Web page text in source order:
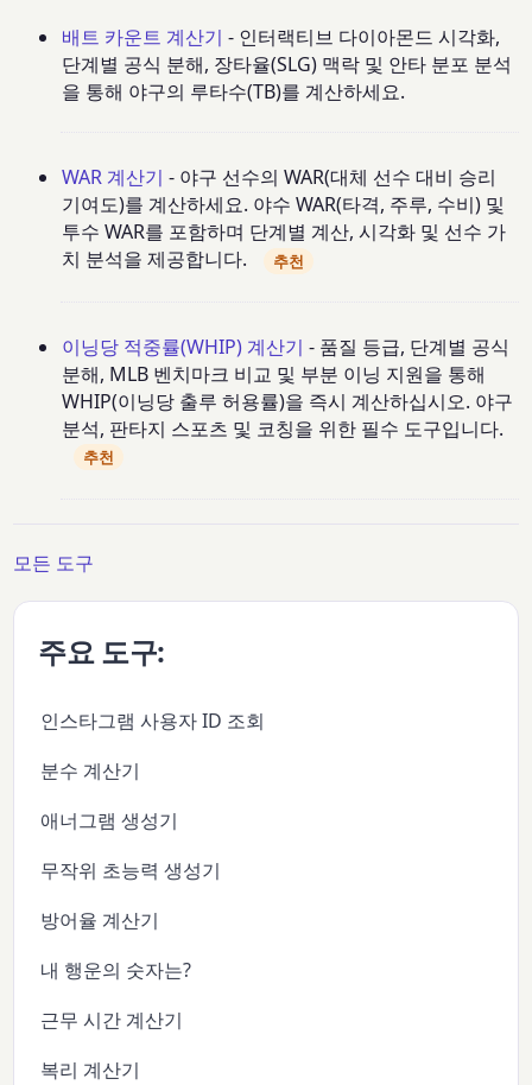
배트 카운트 계산기 - 인터랙티브 다이아몬드 시각화,
단계별 공식 분해, 장타율(SLG) 맥락 및 안타 분포 분석
을 통해 야구의 루타수(TB)를 계산하세요.
WAR 계산기 - 야구 선수의 WAR(대체 선수 대비 승리
기여도)를 계산하세요. 야수 WAR(타격, 주루, 수비) 및
투수 WAR를 포함하며 단계별 계산, 시각화 및 선수 가
치 분석을 제공합니다.
추천
이닝당 적중률(WHIP) 계산기 - 품질 등급, 단계별 공식
분해, MLB 벤치마크 비교 및 부분 이닝 지원을 통해
WHIP(이닝당 출루 허용률)을 즉시 계산하십시오. 야구
분석, 판타지 스포츠 및 코칭을 위한 필수 도구입니다.
추천
모든 도구
주요 도구:
인스타그램 사용자 ID 조회
분수 계산기
애너그램 생성기
무작위 초능력 생성기
방어율 계산기
내 행운의 숫자는?
근무 시간 계산기
복리 계산기